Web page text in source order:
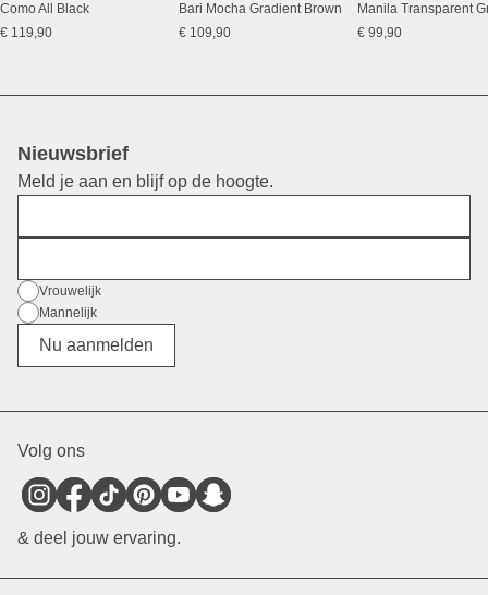
Como All Black
€ 119,90
Bari Mocha Gradient Brown
€ 109,90
€ 99,90
Nieuwsbrief
Meld je aan en blijf op de hoogte.
Geslacht
Vrouwelijk
Mannelijk
Divers
Nu aanmelden
Volg ons
& deel jouw ervaring.